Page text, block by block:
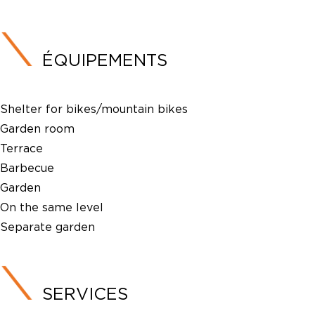
ÉQUIPEMENTS
Shelter for bikes/mountain bikes
Garden room
Terrace
Barbecue
Garden
On the same level
Separate garden
SERVICES